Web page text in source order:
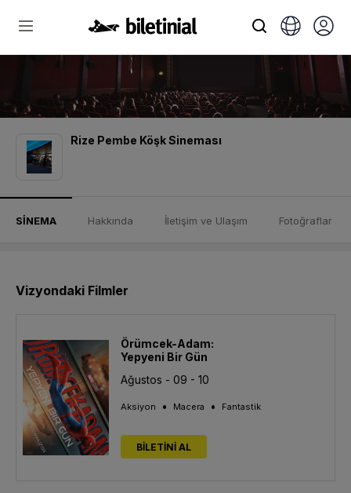
Rize Pembe Köşk Sineması
SİNEMA Hakkında İletişim ve Ulaşım Fotoğraflar
Vizyondaki Filmler
Örümcek-Adam:
Yepyeni Bir Gün
Ağustos - 09 - 10
Aksiyon • Macera • Fantastik
BİLETİNİ AL